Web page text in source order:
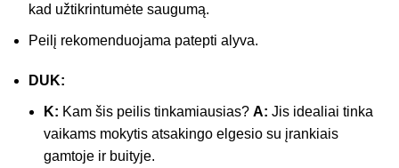
kad užtikrintumėte saugumą.
Peilį rekomenduojama patepti alyva.
DUK:
K: Kam šis peilis tinkamiausias? A: Jis idealiai tinka
vaikams mokytis atsakingo elgesio su įrankiais
gamtoje ir buityje.